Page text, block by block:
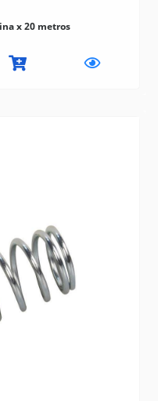
x 20 metros